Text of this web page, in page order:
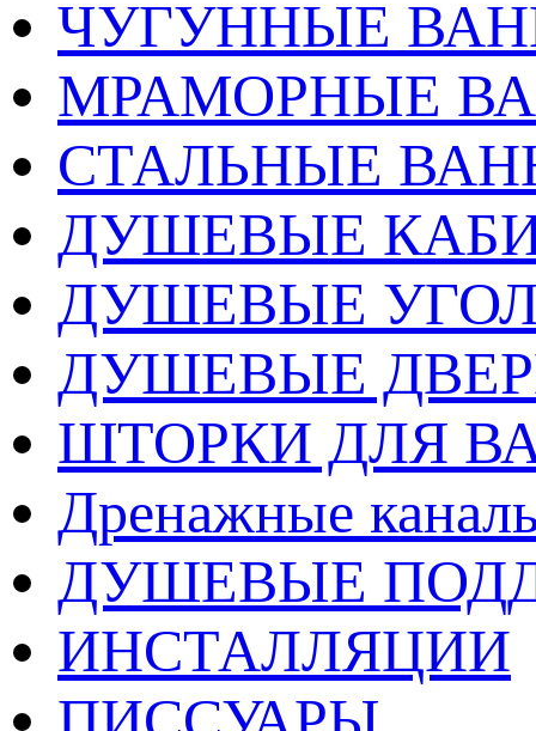
ЧУГУННЫЕ
МРАМОРНЫЕ
СТАЛЬНЫЕ
ДУШЕВЫЕ
ДУШЕВЫЕ
ДУШЕВЫЕ
ШТОРКИ ДЛЯ
Дренажные
ДУШЕВЫЕ
ИНСТАЛЛЯЦИИ